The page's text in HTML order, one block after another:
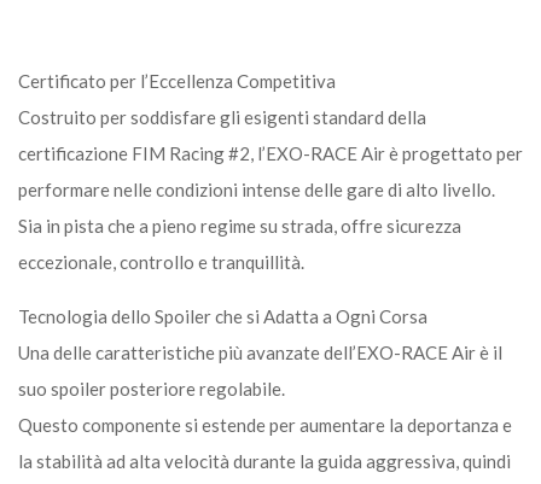
Certificato per l’Eccellenza Competitiva
Costruito per soddisfare gli esigenti standard della
certificazione FIM Racing #2, l’EXO-RACE Air è progettato per
performare nelle condizioni intense delle gare di alto livello.
Sia in pista che a pieno regime su strada, offre sicurezza
eccezionale, controllo e tranquillità.
Tecnologia dello Spoiler che si Adatta a Ogni Corsa
Una delle caratteristiche più avanzate dell’EXO-RACE Air è il
suo spoiler posteriore regolabile.
Questo componente si estende per aumentare la deportanza e
la stabilità ad alta velocità durante la guida aggressiva, quindi